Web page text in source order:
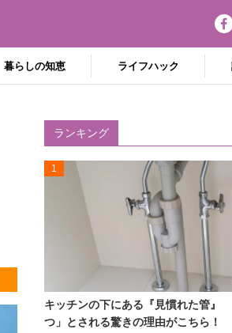
暮らしの知恵 ライフハック
ランキング
1
キッチンの下にある『見慣れた管』
つ」とされる驚きの理由がこちら！